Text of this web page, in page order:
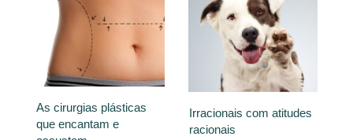
As cirurgias plásticas
que encantam e
Irracionais com atitudes
racionais